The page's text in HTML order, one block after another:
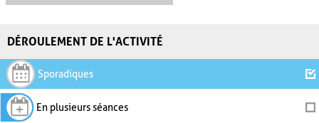
DÉROULEMENT DE L'ACTIVITÉ
Sporadiques
En plusieurs séances